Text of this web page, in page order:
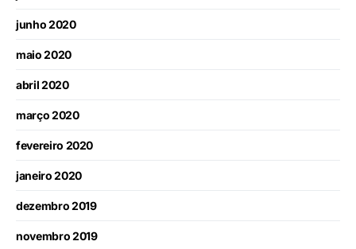
junho 2020
maio 2020
abril 2020
março 2020
fevereiro 2020
janeiro 2020
dezembro 2019
novembro 2019